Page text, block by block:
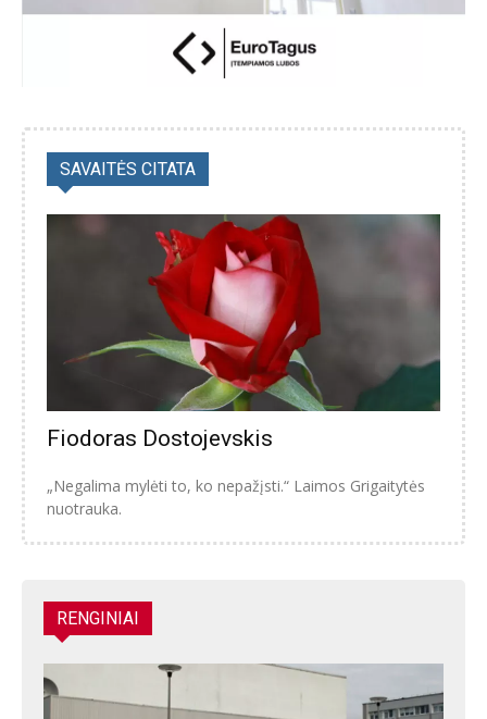
SAVAITĖS CITATA
Fiodoras Dostojevskis
„Negalima mylėti to, ko nepažįsti.“ Laimos Grigaitytės
nuotrauka.
RENGINIAI